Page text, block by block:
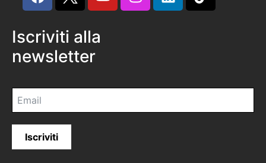
Iscriviti alla
newsletter
Iscriviti